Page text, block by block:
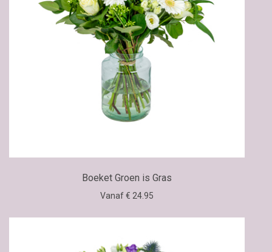
Boeket Groen is Gras
Vanaf € 24.95